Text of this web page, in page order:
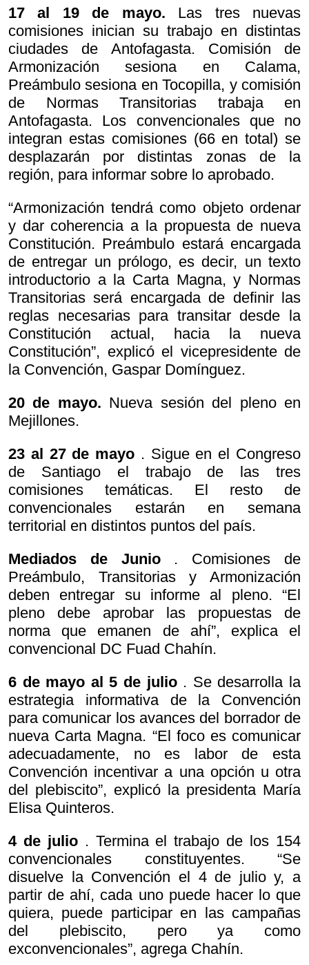
17 al 19 de mayo. Las tres nuevas
comisiones inician su trabajo en distintas
ciudades de Antofagasta. Comisión de
Armonización sesiona en Calama,
Preámbulo sesiona en Tocopilla, y comisión
de Normas Transitorias trabaja en
Antofagasta. Los convencionales que no
integran estas comisiones (66 en total) se
desplazarán por distintas zonas de la
región, para informar sobre lo aprobado.
“Armonización tendrá como objeto ordenar
y dar coherencia a la propuesta de nueva
Constitución. Preámbulo estará encargada
de entregar un prólogo, es decir, un texto
introductorio a la Carta Magna, y Normas
Transitorias será encargada de definir las
reglas necesarias para transitar desde la
Constitución actual, hacia la nueva
Constitución”, explicó el vicepresidente de
la Convención, Gaspar Domínguez.
20 de mayo. Nueva sesión del pleno en
Mejillones.
23 al 27 de mayo . Sigue en el Congreso
de Santiago el trabajo de las tres
comisiones temáticas. El resto de
convencionales estarán en semana
territorial en distintos puntos del país.
Mediados de Junio. Comisiones de
Preámbulo, Transitorias y Armonización
deben entregar su informe al pleno. “El
pleno debe aprobar las propuestas de
norma que emanen de ahí”, explica el
convencional DC Fuad Chahín.
6 de mayo al 5 de julio. Se desarrolla la
estrategia informativa de la Convención
para comunicar los avances del borrador de
nueva Carta Magna. “El foco es comunicar
adecuadamente, no es labor de esta
Convención incentivar a una opción u otra
del plebiscito”, explicó la presidenta María
Elisa Quinteros.
4 de julio. Termina el trabajo de los 154
convencionales constituyentes. “Se
disuelve la Convención el 4 de julio y, a
partir de ahí, cada uno puede hacer lo que
quiera, puede participar en las campañas
del plebiscito, pero ya como
exconvencionales”, agrega Chahín.